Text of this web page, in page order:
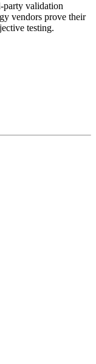
party validation
vendors prove their
testing.